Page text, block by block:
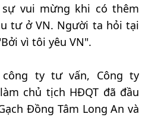
vui mừng khi có thêm
tư ở VN. Người ta hỏi tại
vì tôi yêu VN".
ty tư vấn, Công ty
chủ tịch HĐQT đã đầu
Đồng Tâm Long An và